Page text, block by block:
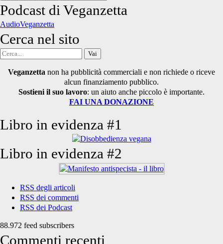
degli
articoli
Podcast di Veganzetta
AudioVeganzetta
Cerca nel sito
Cerca
Veganzetta non ha pubblicità commerciali e non richiede o riceve
alcun finanziamento pubblico.
Sostieni il suo lavoro: un aiuto anche piccolo è importante.
FAI UNA DONAZIONE
Libro in evidenza #1
Libro in evidenza #2
RSS degli articoli
RSS dei commenti
RSS dei Podcast
88.972 feed subscribers
Commenti recenti